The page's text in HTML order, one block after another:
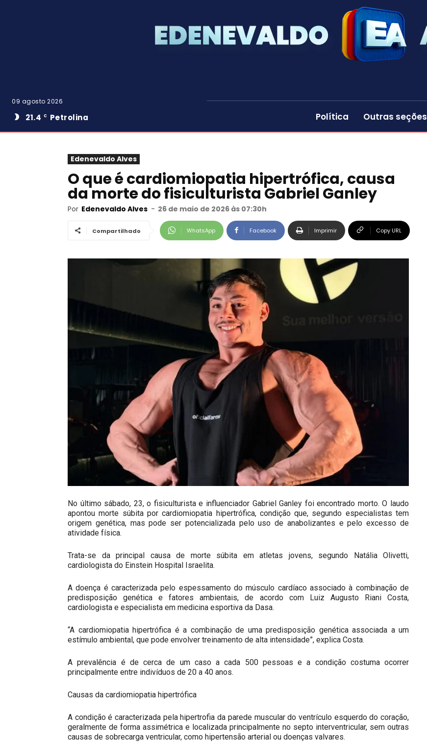
09 agosto 2026
21.4 C Petrolina Política Outras seções
Edenevaldo Alves
O que é cardiomiopatia hipertrófica, causa
da morte do fisiculturista Gabriel Ganley
Por Edenevaldo Alves - 26 de maio de 2026 às 07:30h
Compartilhado WhatsApp Facebook Imprimir Copy URL
No último sábado, 23, o fisiculturista e influenciador Gabriel Ganley foi encontrado morto. O laudo
apontou morte súbita por cardiomiopatia hipertrófica, condição que, segundo especialistas tem
origem genética, mas pode ser potencializada pelo uso de anabolizantes e pelo excesso de
atividade física.
Trata-se da principal causa de morte súbita em atletas jovens, segundo Natália Olivetti,
cardiologista do Einstein Hospital Israelita.
A doença é caracterizada pelo espessamento do músculo cardíaco associado à combinação de
predisposição genética e fatores ambientais, de acordo com Luiz Augusto Riani Costa,
cardiologista e especialista em medicina esportiva da Dasa.
“A cardiomiopatia hipertrófica é a combinação de uma predisposição genética associada a um
estímulo ambiental, que pode envolver treinamento de alta intensidade”, explica Costa.
A prevalência é de cerca de um caso a cada 500 pessoas e a condição costuma ocorrer
principalmente entre indivíduos de 20 a 40 anos.
Causas da cardiomiopatia hipertrófica
A condição é caracterizada pela hipertrofia da parede muscular do ventrículo esquerdo do coração,
geralmente de forma assimétrica e localizada principalmente no septo interventricular, sem outras
causas de sobrecarga ventricular, como hipertensão arterial ou doenças valvares.